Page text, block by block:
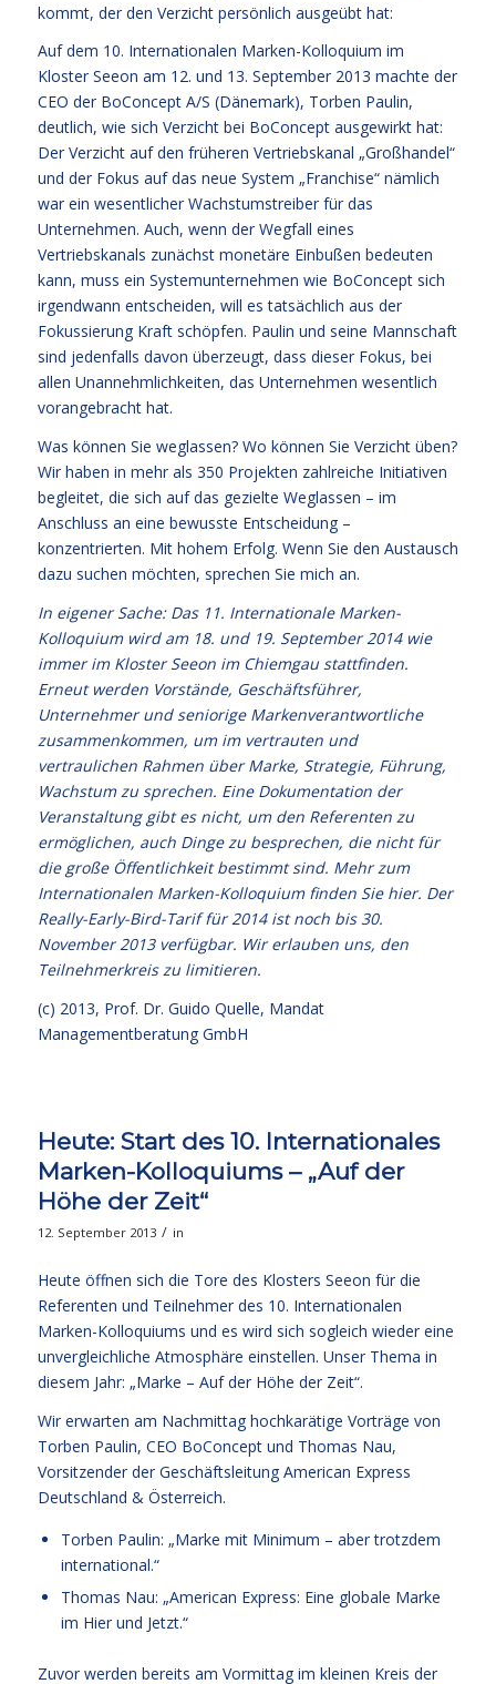
kommt, der den Verzicht persönlich ausgeübt hat:
Auf dem 10. Internationalen Marken-Kolloquium im
Kloster Seeon am 12. und 13. September 2013 machte der
CEO der BoConcept A/S (Dänemark), Torben Paulin,
deutlich, wie sich Verzicht bei BoConcept ausgewirkt hat:
Der Verzicht auf den früheren Vertriebskanal „Großhandel“
und der Fokus auf das neue System „Franchise“ nämlich
war ein wesentlicher Wachstumstreiber für das
Unternehmen. Auch, wenn der Wegfall eines
Vertriebskanals zunächst monetäre Einbußen bedeuten
kann, muss ein Systemunternehmen wie BoConcept sich
irgendwann entscheiden, will es tatsächlich aus der
Fokussierung Kraft schöpfen. Paulin und seine Mannschaft
sind jedenfalls davon überzeugt, dass dieser Fokus, bei
allen Unannehmlichkeiten, das Unternehmen wesentlich
vorangebracht hat.
Was können Sie weglassen? Wo können Sie Verzicht üben?
Wir haben in mehr als 350 Projekten zahlreiche Initiativen
begleitet, die sich auf das gezielte Weglassen – im
Anschluss an eine bewusste Entscheidung –
konzentrierten. Mit hohem Erfolg. Wenn Sie den Austausch
dazu suchen möchten, sprechen Sie mich an.
In eigener Sache: Das 11. Internationale Marken-
Kolloquium wird am 18. und 19. September 2014 wie
immer im Kloster Seeon im Chiemgau stattfinden.
Erneut werden Vorstände, Geschäftsführer,
Unternehmer und seniorige Markenverantwortliche
zusammenkommen, um im vertrauten und
vertraulichen Rahmen über Marke, Strategie, Führung,
Wachstum zu sprechen. Eine Dokumentation der
Veranstaltung gibt es nicht, um den Referenten zu
ermöglichen, auch Dinge zu besprechen, die nicht für
die große Öffentlichkeit bestimmt sind. Mehr zum
Internationalen Marken-Kolloquium finden Sie hier. Der
Really-Early-Bird-Tarif für 2014 ist noch bis 30.
November 2013 verfügbar. Wir erlauben uns, den
Teilnehmerkreis zu limitieren.
(c) 2013, Prof. Dr. Guido Quelle, Mandat
Managementberatung GmbH
Heute: Start des 10. Internationales
Marken-Kolloquiums – „Auf der
Höhe der Zeit“
12. September 2013 / in
Heute öffnen sich die Tore des Klosters Seeon für die
Referenten und Teilnehmer des 10. Internationalen
Marken-Kolloquiums und es wird sich sogleich wieder eine
unvergleichliche Atmosphäre einstellen. Unser Thema in
diesem Jahr: „Marke – Auf der Höhe der Zeit“.
Wir erwarten am Nachmittag hochkarätige Vorträge von
Torben Paulin, CEO BoConcept und Thomas Nau,
Vorsitzender der Geschäftsleitung American Express
Deutschland & Österreich.
Torben Paulin: „Marke mit Minimum – aber trotzdem
international.“
Thomas Nau: „American Express: Eine globale Marke
im Hier und Jetzt.“
Zuvor werden bereits am Vormittag im kleinen Kreis der